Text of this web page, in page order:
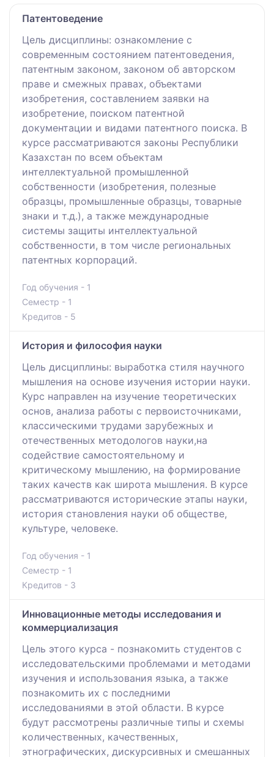
Патентоведение
Цель дисциплины: ознакомление с
современным состоянием патентоведения,
патентным законом, законом об авторском
праве и смежных правах, объектами
изобретения, составлением заявки на
изобретение, поиском патентной
документации и видами патентного поиска. В
курсе рассматриваются законы Республики
Казахстан по всем объектам
интеллектуальной промышленной
собственности (изобретения, полезные
образцы, промышленные образцы, товарные
знаки и т.д.), а также международные
системы защиты интеллектуальной
собственности, в том числе региональных
патентных корпораций.
Год обучения - 1
Семестр - 1
Кредитов - 5
История и философия науки
Цель дисциплины: выработка стиля научного
мышления на основе изучения истории науки.
Курс направлен на изучение теоретических
основ, анализа работы c первоисточниками,
классическими трудами зарубежных и
отечественных методологов науки,на
содействие самостоятельному и
критическому мышлению, на формирование
таких качеств как широта мышления. В курсе
рассматриваются исторические этапы науки,
история становления науки об обществе,
культуре, человеке.
Год обучения - 1
Семестр - 1
Кредитов - 3
Инновационные методы исследования и
коммерциализация
Цель этого курса - познакомить студентов с
исследовательскими проблемами и методами
изучения и использования языка, а также
познакомить их с последними
исследованиями в этой области. В курсе
будут рассмотрены различные типы и схемы
количественных, качественных,
этнографических, дискурсивных и смешанных